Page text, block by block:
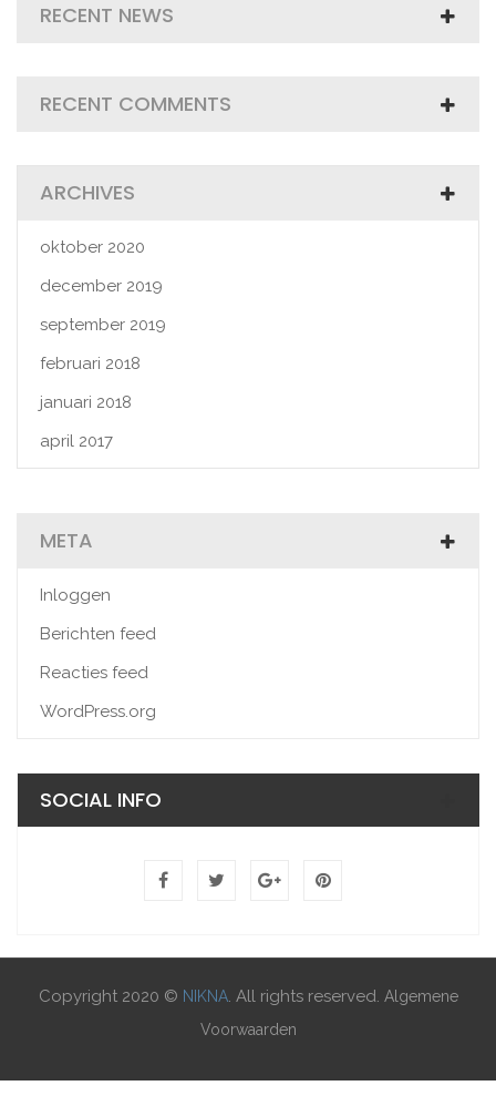
RECENT NEWS
RECENT COMMENTS
ARCHIVES
oktober 2020
december 2019
september 2019
februari 2018
januari 2018
april 2017
META
Inloggen
Berichten feed
Reacties feed
WordPress.org
SOCIAL INFO
Copyright 2020 © NIKNA. All rights reserved. Algemene
Voorwaarden